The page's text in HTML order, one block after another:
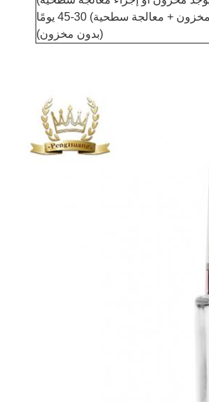
طلب بالجملة: 5 أيام (مخزون) 10-20 يومًا (مخزون + معالجة سطحية) 30-45 يومًا
(بدون مخزون)